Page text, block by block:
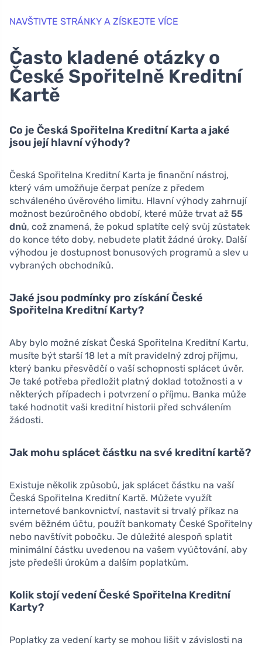
NAVŠTIVTE STRÁNKY A ZÍSKEJTE VÍCE
Často kladené otázky o
České Spořitelně Kreditní
Kartě
Co je Česká Spořitelna Kreditní Karta a jaké
jsou její hlavní výhody?
Česká Spořitelna Kreditní Karta je finanční nástroj,
který vám umožňuje čerpat peníze z předem
schváleného úvěrového limitu. Hlavní výhody zahrnují
možnost bezúročného období, které může trvat až 55
dnů, což znamená, že pokud splatíte celý svůj zůstatek
do konce této doby, nebudete platit žádné úroky. Další
výhodou je dostupnost bonusových programů a slev u
vybraných obchodníků.
Jaké jsou podmínky pro získání České
Spořitelna Kreditní Karty?
Aby bylo možné získat Česká Spořitelna Kreditní Kartu,
musíte být starší 18 let a mít pravidelný zdroj příjmu,
který banku přesvědčí o vaší schopnosti splácet úvěr.
Je také potřeba předložit platný doklad totožnosti a v
některých případech i potvrzení o příjmu. Banka může
také hodnotit vaši kreditní historii před schválením
žádosti.
Jak mohu splácet částku na své kreditní kartě?
Existuje několik způsobů, jak splácet částku na vaší
Česká Spořitelna Kreditní Kartě. Můžete využít
internetové bankovnictví, nastavit si trvalý příkaz na
svém běžném účtu, použít bankomaty České Spořitelny
nebo navštívit pobočku. Je důležité alespoň splatit
minimální částku uvedenou na vašem vyúčtování, aby
jste předešli úrokům a dalším poplatkům.
Kolik stojí vedení České Spořitelna Kreditní
Karty?
Poplatky za vedení karty se mohou lišit v závislosti na